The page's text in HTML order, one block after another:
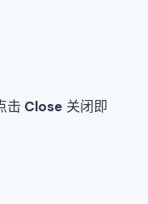
击 Close 关闭即